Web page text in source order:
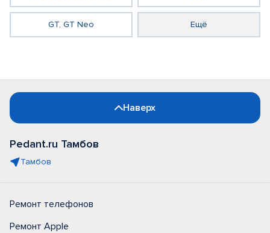
GT, GT Neo Ещё
Наверх
Pedant.ru Тамбов
Тамбов
Ремонт телефонов
Ремонт Apple